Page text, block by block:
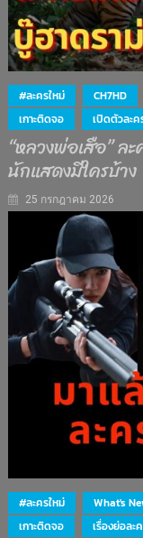
#ละครใหม่ CH7HD
เกาะติดจอ
เปิดตัวละค
“หลวงพ่อเสือ” ล
นักแสดงมีใครบ้าง
25 กรกฎาคม 2026
#ละครใหม่ What's
เกาะติดจอ
เรื่องย่อละ